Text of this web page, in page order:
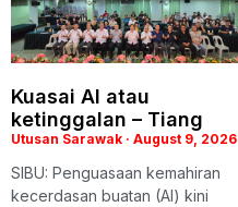
Kuasai AI atau
ketinggalan – Tiang
Utusan Sarawak August 9, 2026
SIBU: Penguasaan kemahiran
kecerdasan buatan (AI) kini